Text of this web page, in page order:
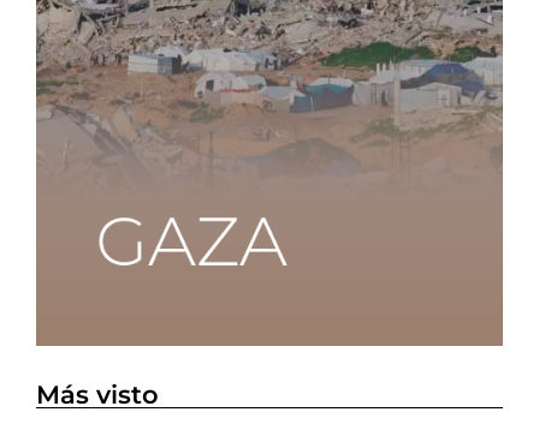
Más visto